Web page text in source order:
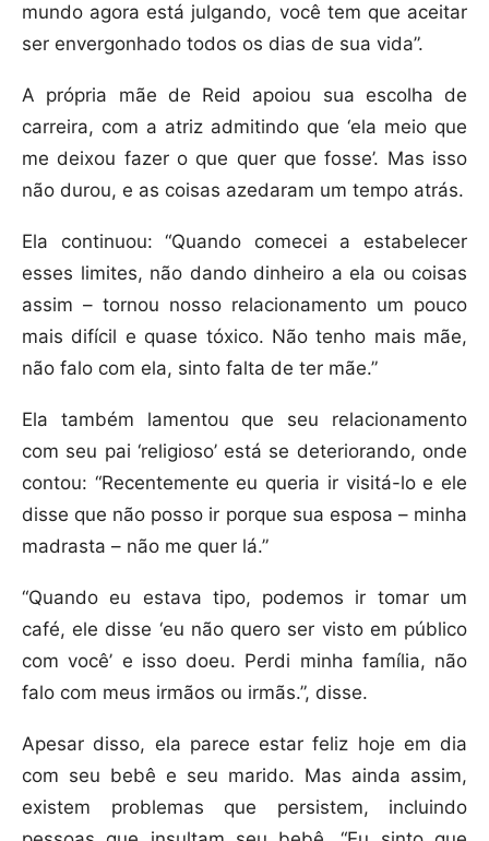
mundo agora está julgando, você tem que aceitar
ser envergonhado todos os dias de sua vida”.
A própria mãe de Reid apoiou sua escolha de
carreira, com a atriz admitindo que ‘ela meio que
me deixou fazer o que quer que fosse’. Mas isso
não durou, e as coisas azedaram um tempo atrás.
Ela continuou: “Quando comecei a estabelecer
esses limites, não dando dinheiro a ela ou coisas
assim – tornou nosso relacionamento um pouco
mais difícil e quase tóxico. Não tenho mais mãe,
não falo com ela, sinto falta de ter mãe.”
Ela também lamentou que seu relacionamento
com seu pai ‘religioso’ está se deteriorando, onde
contou: “Recentemente eu queria ir visitá-lo e ele
disse que não posso ir porque sua esposa – minha
madrasta – não me quer lá.”
“Quando eu estava tipo, podemos ir tomar um
café, ele disse ‘eu não quero ser visto em público
com você’ e isso doeu. Perdi minha família, não
falo com meus irmãos ou irmãs.”, disse.
Apesar disso, ela parece estar feliz hoje em dia
com seu bebê e seu marido. Mas ainda assim,
existem problemas que persistem, incluindo